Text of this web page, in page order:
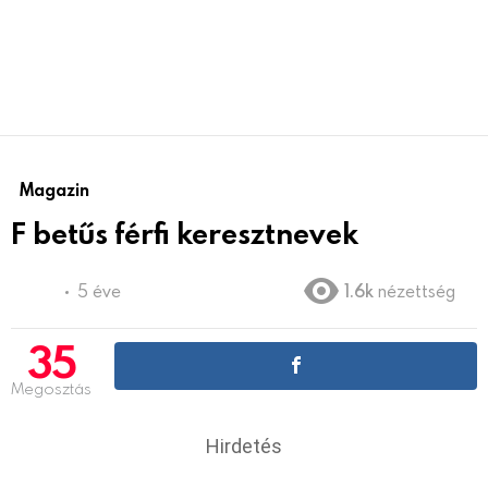
Magazin
F betűs férfi keresztnevek
5 éve 1.6k nézettség
35
Megosztás
Hirdetés